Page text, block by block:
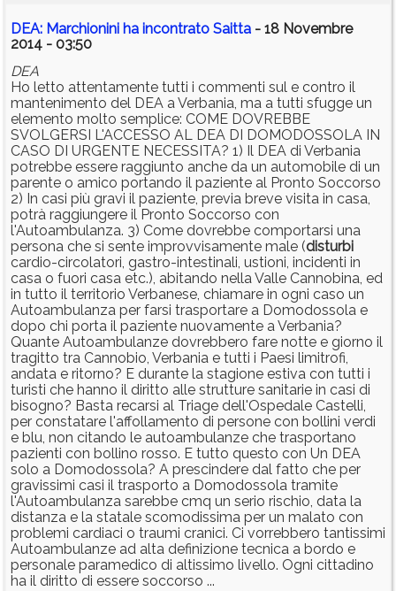
DEA: Marchionini ha incontrato Saitta - 18 Novembre
2014 - 03:50
DEA
Ho letto attentamente tutti i commenti sul e contro il
mantenimento del DEA a Verbania, ma a tutti sfugge un
elemento molto semplice: COME DOVREBBE
SVOLGERSI L'ACCESSO AL DEA DI DOMODOSSOLA IN
CASO DI URGENTE NECESSITA? 1) Il DEA di Verbania
potrebbe essere raggiunto anche da un automobile di un
parente o amico portando il paziente al Pronto Soccorso
2) In casi più gravi il paziente, previa breve visita in casa,
potrà raggiungere il Pronto Soccorso con
l'Autoambulanza. 3) Come dovrebbe comportarsi una
persona che si sente improvvisamente male (disturbi
cardio-circolatori, gastro-intestinali, ustioni, incidenti in
casa o fuori casa etc.), abitando nella Valle Cannobina, ed
in tutto il territorio Verbanese, chiamare in ogni caso un
Autoambulanza per farsi trasportare a Domodossola e
dopo chi porta il paziente nuovamente a Verbania?
Quante Autoambulanze dovrebbero fare notte e giorno il
tragitto tra Cannobio, Verbania e tutti i Paesi limitrofi,
andata e ritorno? E durante la stagione estiva con tutti i
turisti che hanno il diritto alle strutture sanitarie in casi di
bisogno? Basta recarsi al Triage dell'Ospedale Castelli,
per constatare l'affollamento di persone con bollini verdi
e blu, non citando le autoambulanze che trasportano
pazienti con bollino rosso. E tutto questo con Un DEA
solo a Domodossola? A prescindere dal fatto che per
gravissimi casi il trasporto a Domodossola tramite
l'Autoambulanza sarebbe cmq un serio rischio, data la
distanza e la statale scomodissima per un malato con
problemi cardiaci o traumi cranici. Ci vorrebbero tantissimi
Autoambulanze ad alta definizione tecnica a bordo e
personale paramedico di altissimo livello. Ogni cittadino
ha il diritto di essere soccorso ...